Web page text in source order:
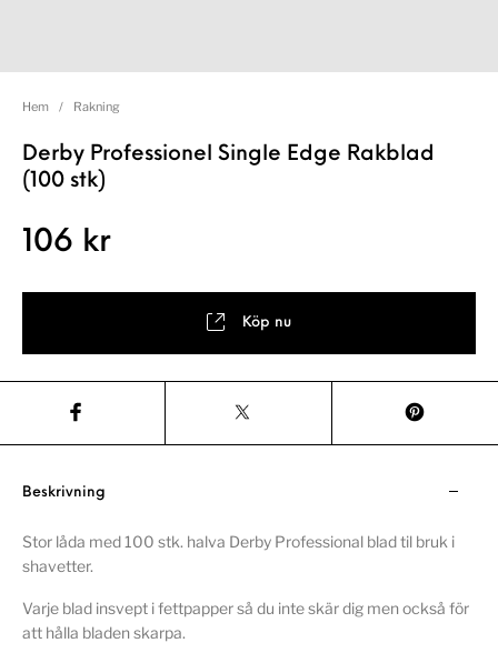
Hem / Rakning
Derby Professionel Single Edge Rakblad
(100 stk)
106 kr
Köp nu
Beskrivning
Stor låda med 100 stk. halva Derby Professional blad til bruk i
shavetter.
Varje blad insvept i fettpapper så du inte skär dig men också för
att hålla bladen skarpa.